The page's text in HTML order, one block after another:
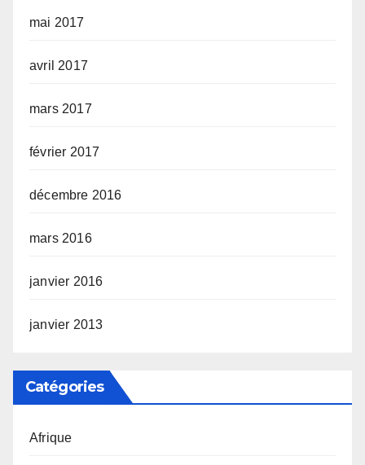
mai 2017
avril 2017
mars 2017
février 2017
décembre 2016
mars 2016
janvier 2016
janvier 2013
Catégories
Afrique